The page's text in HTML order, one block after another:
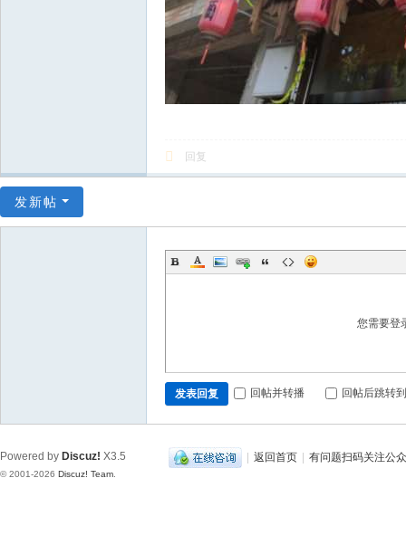
回复
发新帖
您需要登
发表回复 回帖并转播 回帖后跳转
| 返回首页 | 有问题扫码关注公
Powered by Discuz! X3.5
© 2001-2026 Discuz! Team